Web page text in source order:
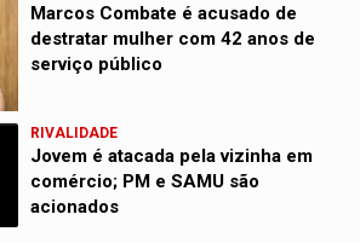
Marcos Combate é acusado de
destratar mulher com 42 anos de
serviço público
RIVALIDADE
Jovem é atacada pela vizinha em
comércio; PM e SAMU são
acionados